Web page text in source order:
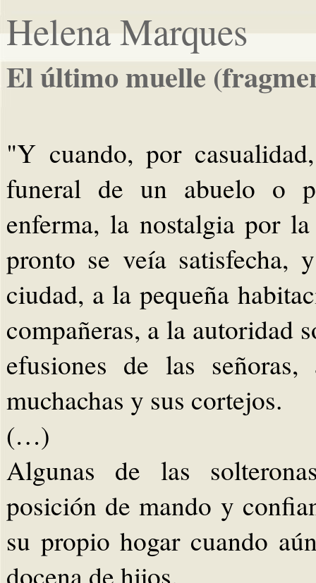
Helena Marques
El último muelle
"Y cuando, por
funeral de un abuelo o
enferma, la nostalgia por
pronto se veía satisfecha,
ciudad, a la pequeña
compañeras, a la autoridad
efusiones de las
muchachas y sus cortejos.
(…)
Algunas de las
posición de mando y
su propio hogar cuando
docena de hijos.